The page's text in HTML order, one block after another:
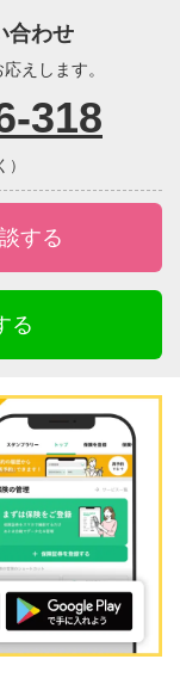
合わせ
えします。
318
する
る